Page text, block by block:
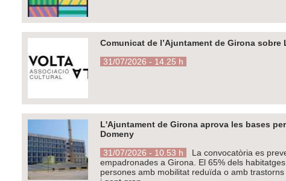
Comunicat de l’Ajuntament de Girona sobre
31/07/2026 - 14.25 h
L'Ajuntament de Girona aprova les bases
Domeny
31/07/2026 - 10.53 h
La convocatòria es
empadronades a Girona. El 65% dels
persones amb mobilitat reduïda o amb